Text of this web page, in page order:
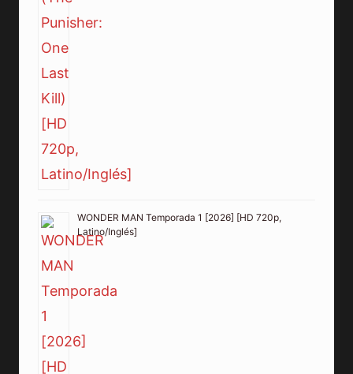
WONDER MAN Temporada 1 [2026] [HD 720p,
Latino/Inglés]